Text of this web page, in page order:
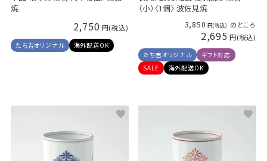
焼
2,750
たち吉オリジナル 海外配送OK
（小）〈1個〉 波佐見焼
3,850 のところ
2,695
たち吉オリジナル
ギフト対応
SALE
海外配送OK